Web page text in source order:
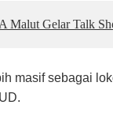
Malut Gelar Talk
masif sebagai